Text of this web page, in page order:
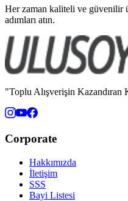
Her zaman kaliteli ve güvenilir
adımları atın.
"Toplu Alışverişin Kazandıran
Corporate
Hakkımızda
İletişim
SSS
Bayi Listesi